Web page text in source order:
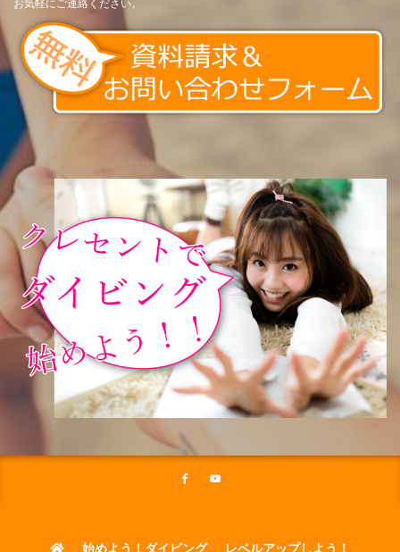
お気軽にご連絡ください。
始めよう！ダイビング レベルアップしよう！